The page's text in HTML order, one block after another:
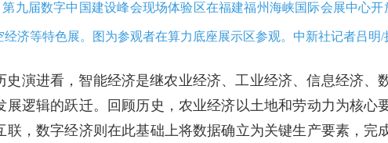
第九届数字中国建设峰会现场体验区在福建福州海峡国际会展中心
经济等特色展。图为参观者在算力底座展示区参观。中新社记者吕明/
史演进看，智能经济是继农业经济、工业经济、信息经济
展逻辑的跃迁。回顾历史，农业经济以土地和劳动力为核
联，数字经济则在此基础上将数据确立为关键生产要素，